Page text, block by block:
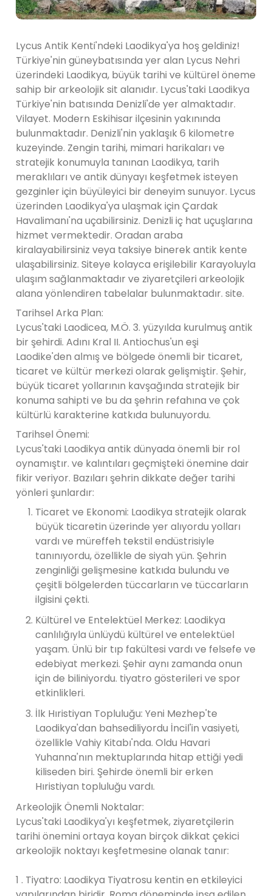
Lycus Antik Kenti'ndeki Laodikya'ya hoş geldiniz!
Türkiye'nin güneybatısında yer alan Lycus Nehri
üzerindeki Laodikya, büyük tarihi ve kültürel öneme
sahip bir arkeolojik sit alanıdır. Lycus'taki Laodikya
Türkiye'nin batısında Denizli'de yer almaktadır.
Vilayet. Modern Eskihisar ilçesinin yakınında
bulunmaktadır. Denizli'nin yaklaşık 6 kilometre
kuzeyinde. Zengin tarihi, mimari harikaları ve
stratejik konumuyla tanınan Laodikya, tarih
meraklıları ve antik dünyayı keşfetmek isteyen
gezginler için büyüleyici bir deneyim sunuyor. Lycus
üzerinden Laodikya'ya ulaşmak için Çardak
Havalimanı'na uçabilirsiniz. Denizli iç hat uçuşlarına
hizmet vermektedir. Oradan araba
kiralayabilirsiniz veya taksiye binerek antik kente
ulaşabilirsiniz. Siteye kolayca erişilebilir Karayoluyla
ulaşım sağlanmaktadır ve ziyaretçileri arkeolojik
alana yönlendiren tabelalar bulunmaktadır. site.
Tarihsel Arka Plan:
Lycus'taki Laodicea, M.Ö. 3. yüzyılda kurulmuş antik
bir şehirdi. Adını Kral II. Antiochus'un eşi
Laodike'den almış ve bölgede önemli bir ticaret,
ticaret ve kültür merkezi olarak gelişmiştir. Şehir,
büyük ticaret yollarının kavşağında stratejik bir
konuma sahipti ve bu da şehrin refahına ve çok
kültürlü karakterine katkıda bulunuyordu.
Tarihsel Önemi:
Lycus'taki Laodikya antik dünyada önemli bir rol
oynamıştır. ve kalıntıları geçmişteki önemine dair
fikir veriyor. Bazıları şehrin dikkate değer tarihi
yönleri şunlardır:
Ticaret ve Ekonomi: Laodikya stratejik olarak
büyük ticaretin üzerinde yer alıyordu yolları
vardı ve müreffeh tekstil endüstrisiyle
tanınıyordu, özellikle de siyah yün. Şehrin
zenginliği gelişmesine katkıda bulundu ve
çeşitli bölgelerden tüccarların ve tüccarların
ilgisini çekti.
Kültürel ve Entelektüel Merkez: Laodikya
canlılığıyla ünlüydü kültürel ve entelektüel
yaşam. Ünlü bir tıp fakültesi vardı ve felsefe ve
edebiyat merkezi. Şehir aynı zamanda onun
için de biliniyordu. tiyatro gösterileri ve spor
etkinlikleri.
İlk Hıristiyan Topluluğu: Yeni Mezhep'te
Laodikya'dan bahsediliyordu İncil'in vasiyeti,
özellikle Vahiy Kitabı'nda. Oldu Havari
Yuhanna'nın mektuplarında hitap ettiği yedi
kiliseden biri. Şehirde önemli bir erken
Hıristiyan topluluğu vardı.
Arkeolojik Önemli Noktalar:
Lycus'taki Laodikya'yı keşfetmek, ziyaretçilerin
tarihi önemini ortaya koyan birçok dikkat çekici
arkeolojik noktayı keşfetmesine olanak tanır:
1 . Tiyatro: Laodikya Tiyatrosu kentin en etkileyici